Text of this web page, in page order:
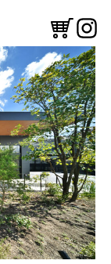
憩う
コーヒースタンド